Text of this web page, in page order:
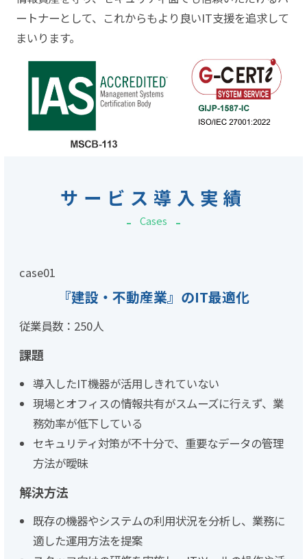
ートナーとして、これからもより良いIT支援を追求して
まいります。
サービス導入実績
Cases
case01
『建設・不動産業』のIT最適化
従業員数：250人
課題
導入したIT機器が活用しきれていない
現場とオフィスの情報共有がスムーズに行えず、業
務効率が低下している
セキュリティ対策が不十分で、重要なデータの管理
方法が曖昧
解決方法
既存の機器やシステムの利用状況を分析し、業務に
適した運用方法を提案